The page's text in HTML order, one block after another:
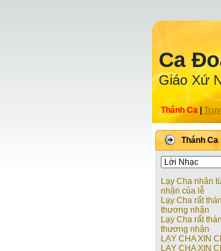
Ca
Giáo Xứ
Thánh Ca
Thánh Ca
Lạy Cha nhân
nhận của lễ
Lạy Cha rất
thương nhận
Lạy Cha rất
thương nhận
LẠY CHA XIN
LẠY CHA XIN